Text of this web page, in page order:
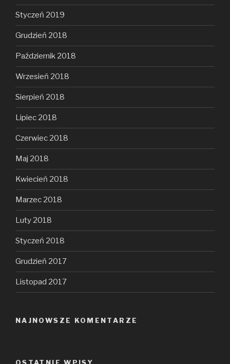
Styczeń 2019
Grudzień 2018
Październik 2018
Wrzesień 2018
Sierpień 2018
Lipiec 2018
Czerwiec 2018
Maj 2018
Kwiecień 2018
Marzec 2018
Luty 2018
Styczeń 2018
Grudzień 2017
Listopad 2017
NAJNOWSZE KOMENTARZE